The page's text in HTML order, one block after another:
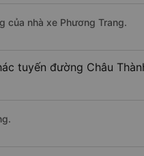
của nhà xe Phương Trang.
tuyến đường Châu